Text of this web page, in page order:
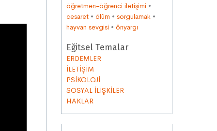
öğretmen-öğrenci iletişimi •
cesaret • ölüm • sorgulamak •
hayvan sevgisi • önyargı
Eğitsel Temalar
ERDEMLER
İLETİŞİM
PSİKOLOJİ
SOSYAL İLİŞKİLER
HAKLAR